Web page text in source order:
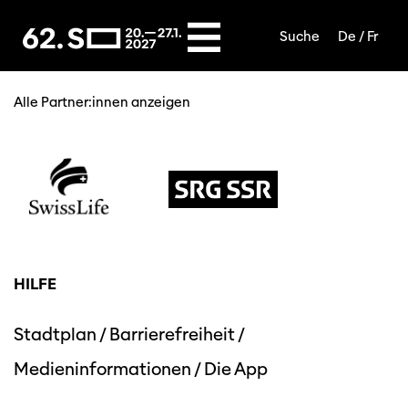
Suche De / Fr
UNSERE PARTNER:INNEN
Alle Partner:innen anzeigen
HILFE
Stadtplan /Barrierefreiheit/
Medieninformationen /Die App